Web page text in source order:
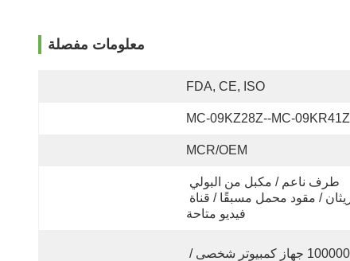
معلومات مفصلة
FDA, CE, ISO
MC-09KZ28Z--MC-09KR41Z
MCR/OEM
فيديو متاحة